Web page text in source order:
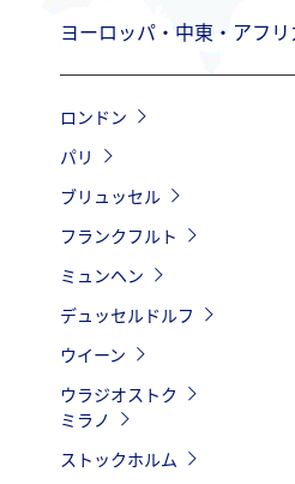
ヨーロッパ・中東・アフリ
ロンドン
パリ
ブリュッセル
フランクフルト
ミュンヘン
デュッセルドルフ
ウイーン
ウラジオストク
ミラノ
ストックホルム